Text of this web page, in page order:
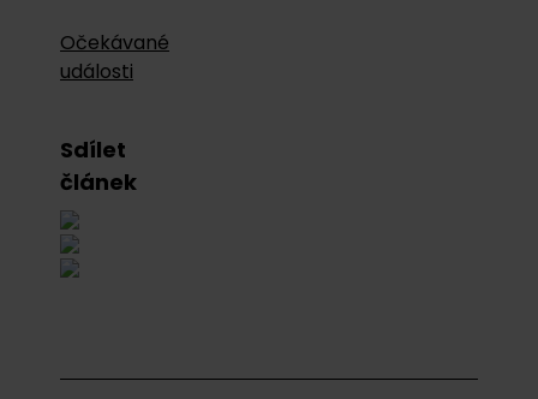
Očekávané
události
Sdílet
článek